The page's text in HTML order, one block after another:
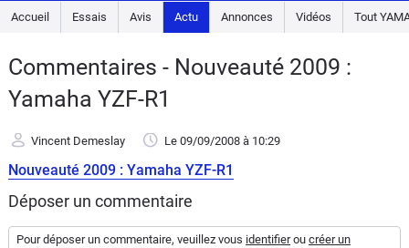
Essais
Avis
Accueil Essais Avis Actu Annonces Vidéos Tout
Commentaires - Nouveauté 2009 :
Yamaha YZF-R1
Vincent Demeslay Le 09/09/2008 à 10:29
Nouveauté 2009 : Yamaha YZF-R1
Déposer un commentaire
Pour déposer un commentaire, veuillez vous identifierou créer un